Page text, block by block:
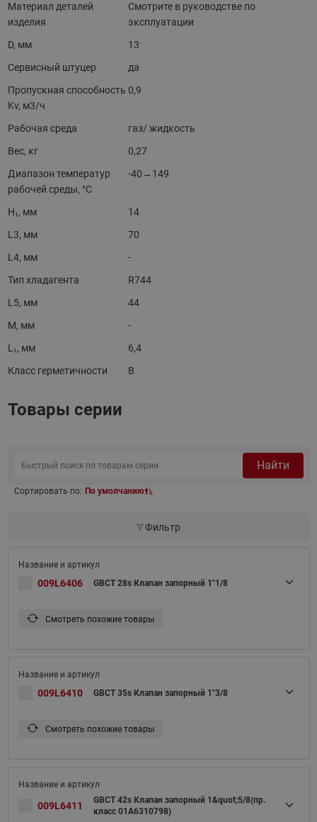
Материал деталей
изделия
Смотрите в руководстве по
эксплуатации
D, мм
13
Сервисный штуцер
да
Пропускная способность
Kv, м3/ч
0,9
Рабочая среда
газ/ жидкость
Вес, кг
0,27
Диапазон температур
рабочей среды, °C
-40→149
H₁, мм
14
L3, мм
70
L4, мм
-
Тип хладагента
R744
L5, мм
44
M, мм
-
L₁, мм
6,4
Класс герметичности
B
Товары серии
Найти
Сортировать по: По умолчанию
Фильтр
009L6406 GBCT 28s Клапан запорный 1"1/8
Смотреть похожие товары
009L6410 GBCT 35s Клапан запорный 1"3/8
Смотреть похожие товары
009L6411
GBCT 42s Клапан запорный 1&quot;5/8(пр.
класс 01A6310798)